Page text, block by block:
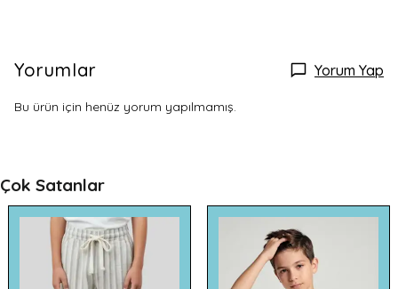
Yorumlar Yorum Yap
Bu ürün için henüz yorum yapılmamış.
Çok Satanlar